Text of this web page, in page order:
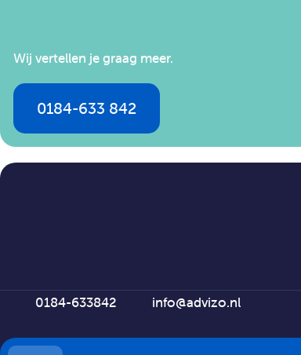
Wij vertellen je graag meer.
0184-633 842
0184-633842 info@advizo.nl